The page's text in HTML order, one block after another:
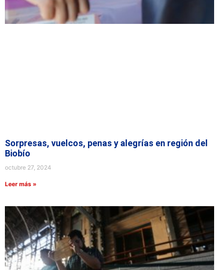
Sorpresas, vuelcos, penas y alegrías en región del
Biobío
octubre 27, 2024
Leer más »